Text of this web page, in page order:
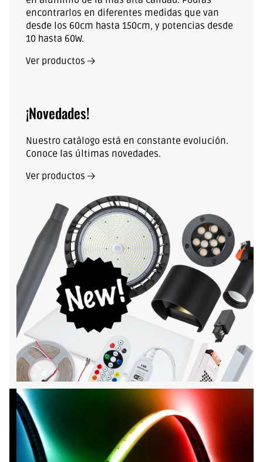
encontrarlos en diferentes medidas que van
desde los 60cm hasta 150cm, y potencias desde
10 hasta 60W.
Ver productos
¡Novedades!
Nuestro catálogo está en constante evolución.
Conoce las últimas novedades.
Ver productos